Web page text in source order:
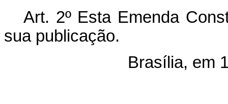
Art. 2º Esta Emenda
sua publicação.
Brasília, em